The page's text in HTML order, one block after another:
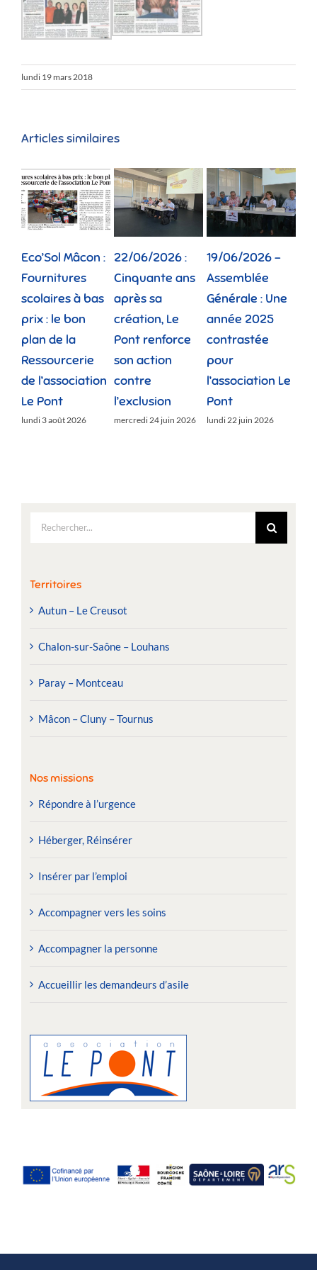
lundi 19 mars 2018
Articles similaires
Eco’Sol Mâcon :
Fournitures
scolaires à bas
prix : le bon
plan de la
Ressourcerie
de l’association
Le Pont
lundi 3 août 2026
22/06/2026 :
Cinquante ans
après sa
création, Le
Pont renforce
son action
contre
l’exclusion
mercredi 24 juin 2026
19/06/2026 –
Assemblée
Générale : Une
année 2025
contrastée
pour
l’association Le
Pont
lundi 22 juin 2026
Rechercher:
Territoires
Autun – Le Creusot
Chalon-sur-Saône – Louhans
Paray – Montceau
Mâcon – Cluny – Tournus
Nos missions
Répondre à l’urgence
Héberger, Réinsérer
Insérer par l’emploi
Accompagner vers les soins
Accompagner la personne
Accueillir les demandeurs d’asile